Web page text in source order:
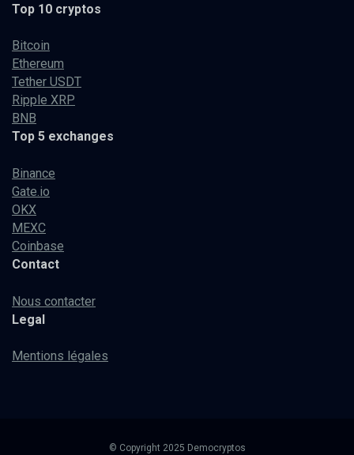
Top 10 cryptos
Bitcoin
Ethereum
Tether USDT
Ripple XRP
BNB
Top 5 exchanges
Binance
Gate.io
OKX
MEXC
Coinbase
Contact
Nous contacter
Legal
Mentions légales
© Copyright 2025 Democryptos